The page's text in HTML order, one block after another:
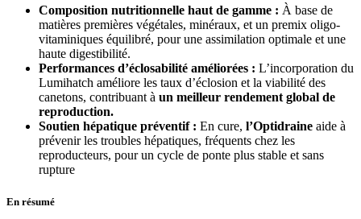
Composition nutritionnelle haut de gamme : À base de
matières premières végétales, minéraux, et un premix oligo-
vitaminiques équilibré, pour une assimilation optimale et une
haute digestibilité.
Performances d’éclosabilité améliorées : L’incorporation du
Lumihatch améliore les taux d’éclosion et la viabilité des
canetons, contribuant à un meilleur rendement global de
reproduction.
Soutien hépatique préventif : En cure, l’Optidraine aide à
prévenir les troubles hépatiques, fréquents chez les
reproducteurs, pour un cycle de ponte plus stable et sans
rupture
En résumé